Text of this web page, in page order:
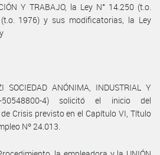
Y TRABAJO, la Ley N° 14.250 (t.o.
1976) y sus modificatorias, la Ley
ANÓNIMA, INDUSTRIAL Y
50548800-4) solicitó el inicio del
Crisis previsto en el Capítulo VI, Título
Nº 24.013.